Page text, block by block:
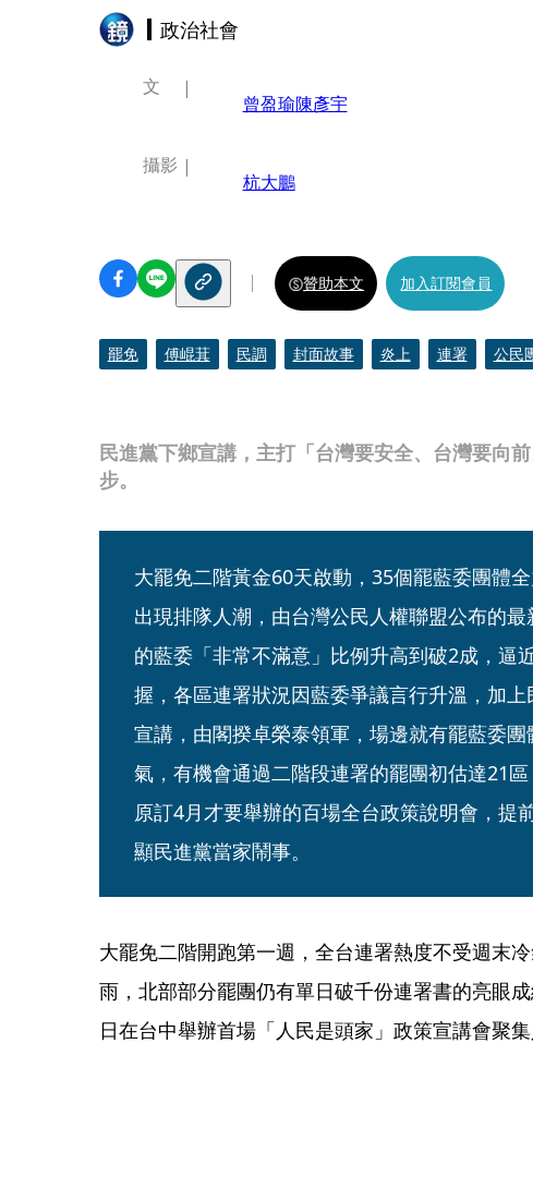
政治社會
民進黨下鄉宣講，主打「台灣要安全、台灣要向
步。
文
曾盈瑜陳彥宇
攝影
杭大鵬
贊助本文 加入訂閱會員
罷免 傅崐萁 民調 封面故事 炎上 連署 公民
大罷免二階黃金60天啟動，35個罷藍委團體
出現排隊人潮，由台灣公民人權聯盟公布的
的藍委「非常不滿意」比例升高到破2成，逼
握，各區連署狀況因藍委爭議言行升溫，加上
宣講，由閣揆卓榮泰領軍，場邊就有罷藍委
氣，有機會通過二階段連署的罷團初估達21
原訂4月才要舉辦的百場全台政策說明會，提
顯民進黨當家鬧事。
大罷免二階開跑第一週，全台連署熱度不受週末
雨，北部部分罷團仍有單日破千份連署書的亮眼
日在台中舉辦首場「人民是頭家」政策宣講會聚